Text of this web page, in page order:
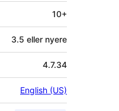
10+
3.5 eller nyere
4.7.34
English (US)